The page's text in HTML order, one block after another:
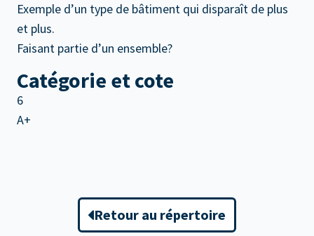
Exemple d’un type de bâtiment qui disparaît de plus
et plus.
Faisant partie d’un ensemble?
Catégorie et cote
6
A+
Retour au répertoire